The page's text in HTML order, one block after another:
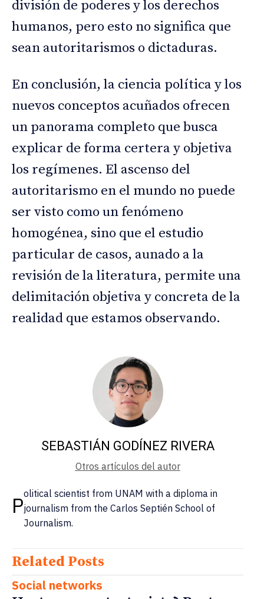
división de poderes y los derechos
humanos, pero esto no significa que
sean autoritarismos o dictaduras.
En conclusión, la ciencia política y los
nuevos conceptos acuñados ofrecen
un panorama completo que busca
explicar de forma certera y objetiva
los regímenes. El ascenso del
autoritarismo en el mundo no puede
ser visto como un fenómeno
homogénea, sino que el estudio
particular de casos, aunado a la
revisión de la literatura, permite una
delimitación objetiva y concreta de la
realidad que estamos observando.
SEBASTIÁN GODÍNEZ RIVERA
Otros artículos del autor
Political scientist from UNAM with a diploma in
journalism from the Carlos Septién School of
Journalism.
Related Posts
Social networks